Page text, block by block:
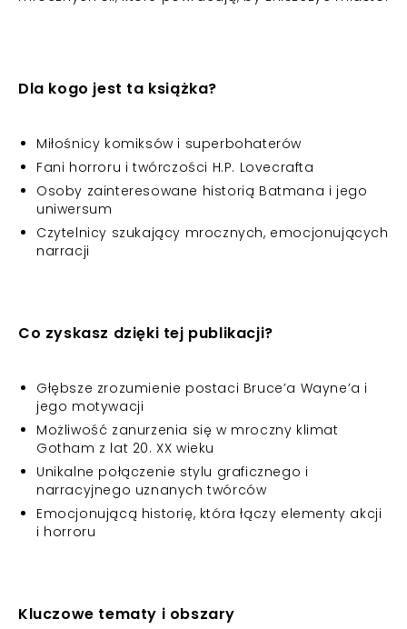
Dla kogo jest ta książka?
Miłośnicy komiksów i superbohaterów
Fani horroru i twórczości H.P. Lovecrafta
Osoby zainteresowane historią Batmana i jego
uniwersum
Czytelnicy szukający mrocznych, emocjonujących
narracji
Co zyskasz dzięki tej publikacji?
Głębsze zrozumienie postaci Bruce’a Wayne’a i
jego motywacji
Możliwość zanurzenia się w mroczny klimat
Gotham z lat 20. XX wieku
Unikalne połączenie stylu graficznego i
narracyjnego uznanych twórców
Emocjonującą historię, która łączy elementy akcji
i horroru
Kluczowe tematy i obszary